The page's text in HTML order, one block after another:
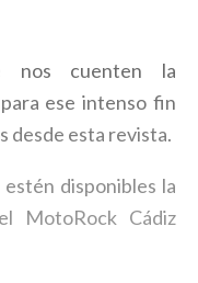
nos cuenten la
ese intenso fin
desde esta revista.
disponibles la
MotoRock Cádiz